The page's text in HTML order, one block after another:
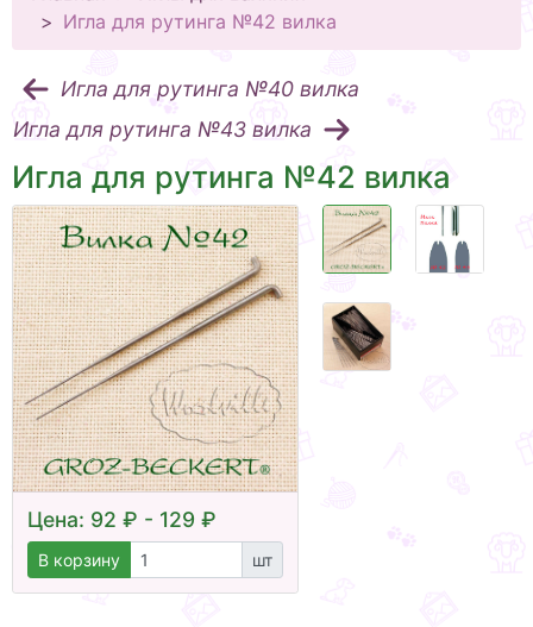
Игла для рутинга №42 вилка
Игла для рутинга №40 вилка
Игла для рутинга №43 вилка
Игла для рутинга №42 вилка
Цена: 92 ₽ - 129 ₽
В корзину шт